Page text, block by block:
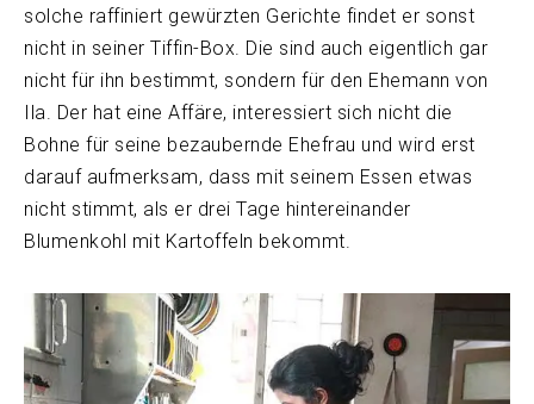
solche raffiniert gewürzten Gerichte findet er sonst
nicht in seiner Tiffin-Box. Die sind auch eigentlich gar
nicht für ihn bestimmt, sondern für den Ehemann von
Ila. Der hat eine Affäre, interessiert sich nicht die
Bohne für seine bezaubernde Ehefrau und wird erst
darauf aufmerksam, dass mit seinem Essen etwas
nicht stimmt, als er drei Tage hintereinander
Blumenkohl mit Kartoffeln bekommt.